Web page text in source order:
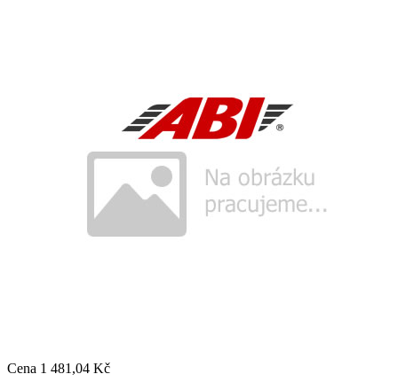
Cena 1 481,04 Kč